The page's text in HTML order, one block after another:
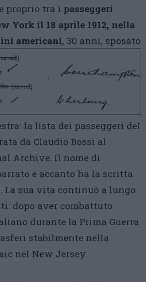
proprio tra i passeggeri
York il 18 aprile 1912, nella
americani, 30 anni, sposato
la lista dei passeggeri del
da Claudio Bossi al
Archive. Il nome di
e accanto ha la scritta
La sua vita continuò a lungo
dopo aver combattuto
durante la Prima Guerra
stabilmente nella
nel New Jersey.